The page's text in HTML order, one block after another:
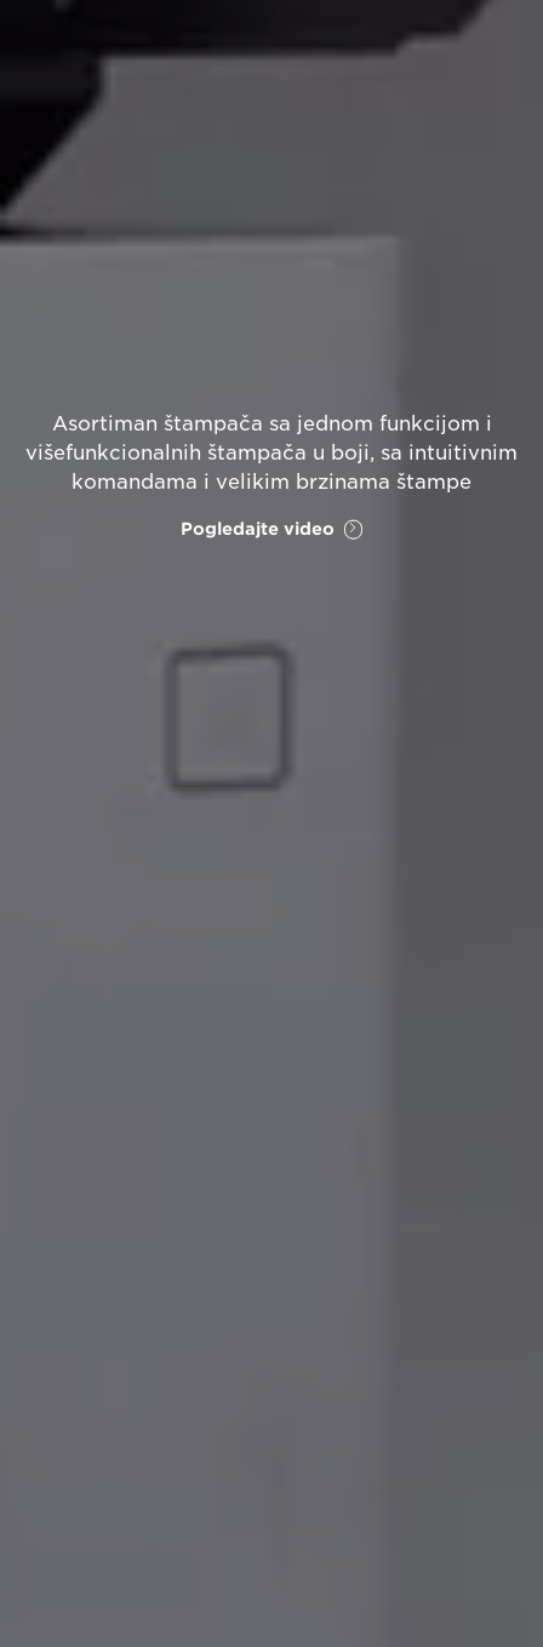
Asortiman štampača sa jednom funkcijom i
višefunkcionalnih štampača u boji, sa intuitivnim
komandama i velikim brzinama štampe
Pogledajte video